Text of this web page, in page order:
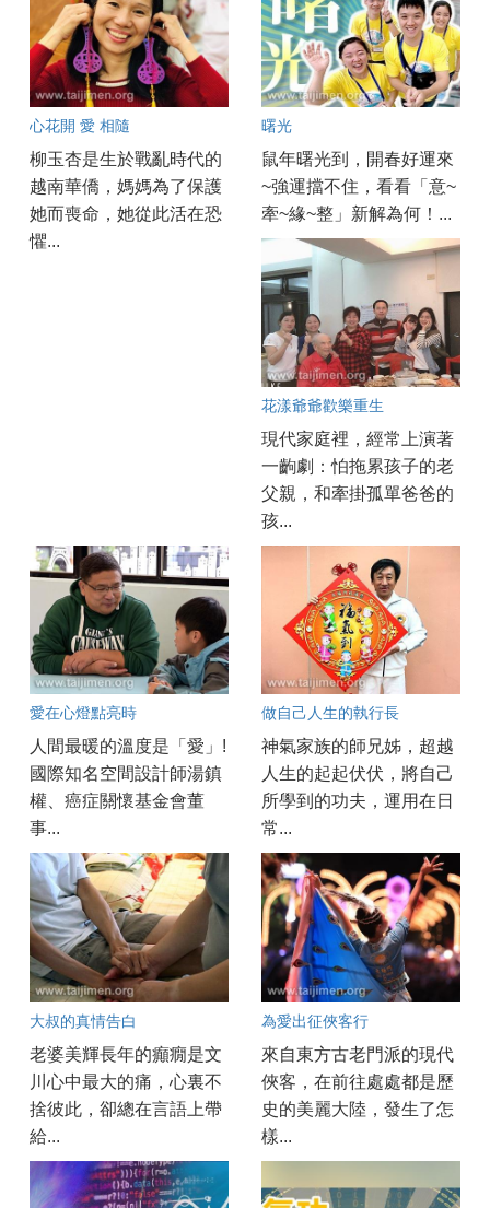
心花開 愛 相隨
柳玉杏是生於戰亂時代的
越南華僑，媽媽為了保護
她而喪命，她從此活在恐
懼...
曙光
鼠年曙光到，開春好運來
~強運擋不住，看看「意~
牽~緣~整」新解為何！...
花漾爺爺歡樂重生
現代家庭裡，經常上演著
一齣劇：怕拖累孩子的老
父親，和牽掛孤單爸爸的
孩...
愛在心燈點亮時
人間最暖的溫度是「愛」!
國際知名空間設計師湯鎮
權、癌症關懷基金會董
事...
做自己人生的執行長
神氣家族的師兄姊，超越
人生的起起伏伏，將自己
所學到的功夫，運用在日
常...
大叔的真情告白
老婆美輝長年的癲癇是文
川心中最大的痛，心裏不
捨彼此，卻總在言語上帶
給...
為愛出征俠客行
來自東方古老門派的現代
俠客，在前往處處都是歷
史的美麗大陸，發生了怎
樣...